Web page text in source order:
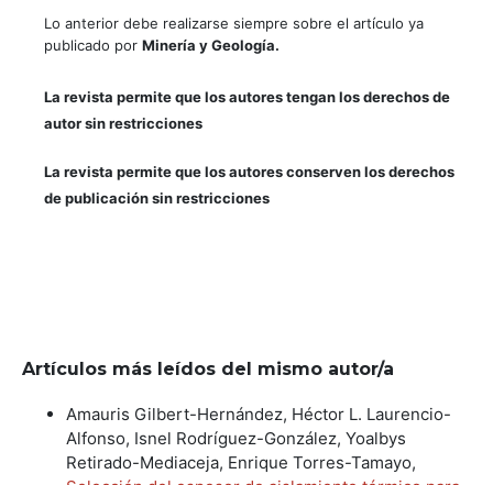
Lo anterior debe realizarse siempre sobre el artículo ya
publicado por Minería y Geología.
La revista permite que los autores tengan los derechos de
autor sin restricciones
La revista permite que los autores conserven los derechos
de publicación sin restricciones
Artículos más leídos del mismo autor/a
Amauris Gilbert-Hernández, Héctor L. Laurencio-
Alfonso, Isnel Rodríguez-González, Yoalbys
Retirado-Mediaceja, Enrique Torres-Tamayo,